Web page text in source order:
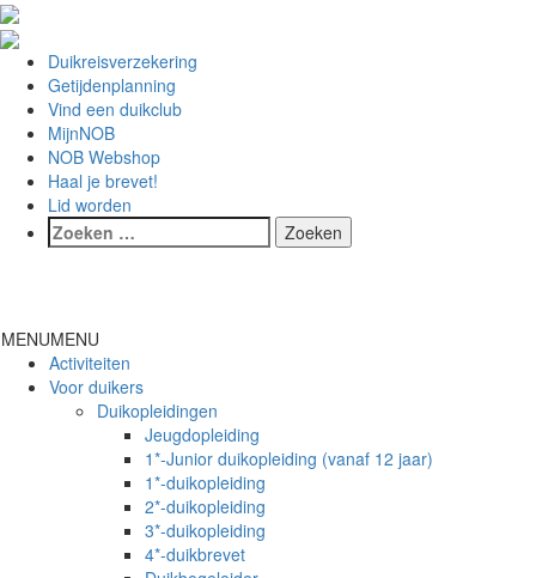
Duikreisverzekering
Getijdenplanning
Vind een duikclub
MijnNOB
NOB Webshop
Haal je brevet!
Lid worden
MENUMENU
Activiteiten
Voor duikers
Duikopleidingen
Jeugdopleiding
1*-Junior duikopleiding (vanaf 12 jaar)
1*-duikopleiding
2*-duikopleiding
3*-duikopleiding
4*-duikbrevet